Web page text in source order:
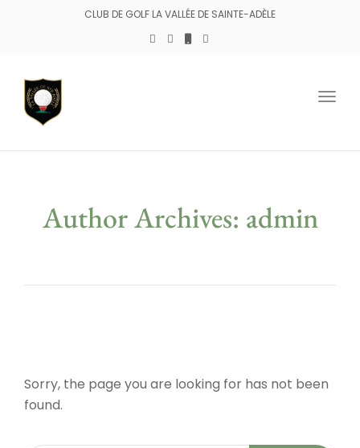
CLUB DE GOLF LA VALLÉE DE SAINTE-ADÈLE
Author Archives: admin
Sorry, the page you are looking for has not been
found.